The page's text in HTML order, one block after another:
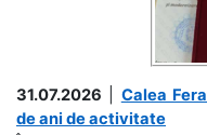
31.07.2026
Calea
de ani de activitate